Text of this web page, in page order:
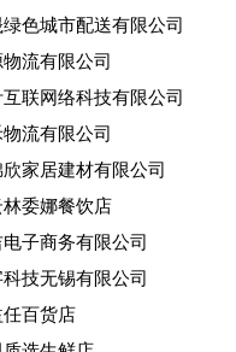
色城市配送有限公司
流有限公司
联网络科技有限公司
流有限公司
家居建材有限公司
委娜餐饮店
子商务有限公司
技无锡有限公司
百货店